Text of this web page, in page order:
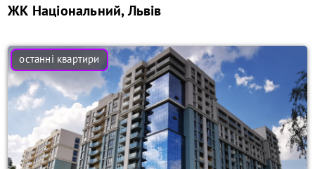
ЖК Національний, Львів